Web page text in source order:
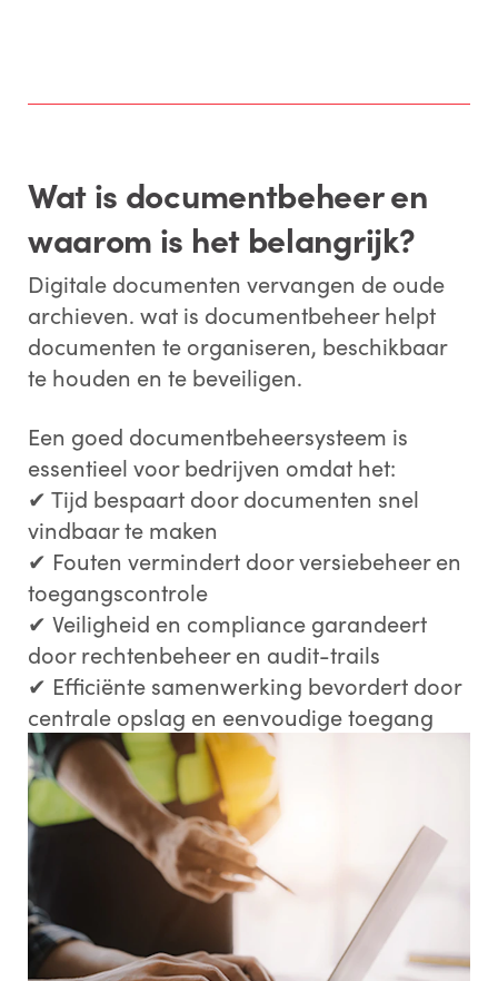
Wat is documentbeheer en
waarom is het belangrijk?
Digitale documenten vervangen de oude
archieven. wat is documentbeheer helpt
documenten te organiseren, beschikbaar
te houden en te beveiligen.
Een goed documentbeheersysteem is
essentieel voor bedrijven omdat het:
✔ Tijd bespaart door documenten snel
vindbaar te maken
✔ Fouten vermindert door versiebeheer en
toegangscontrole
✔ Veiligheid en compliance garandeert
door rechtenbeheer en audit-trails
✔ Efficiënte samenwerking bevordert door
centrale opslag en eenvoudige toegang